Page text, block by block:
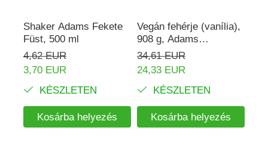
Shaker Adams Fekete
Füst, 500 ml
4,62 EUR
3,70 EUR
KÉSZLETEN
Kosárba helyezés
Vegán fehérje (vanília),
908 g, Adams
Supplements
34,61 EUR
24,33 EUR
KÉSZLETEN
Kosárba helyezés